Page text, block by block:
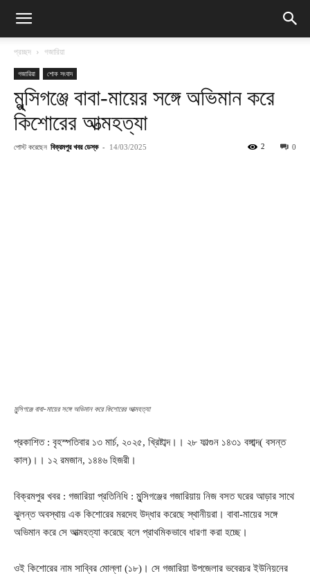
প্রচ্ছদ গজারিয়া
গজারিয়া শোক সংবাদ
মুন্সিগঞ্জে বাবা-মায়ের সঙ্গে অভিমান করে
কিশোরের আত্মহত্যা
পোস্ট করেছেন বিক্রমপুর খবর ডেস্ক - 14/03/2025 0
2
মুন্সিগঞ্জে বাবা-মায়ের সঙ্গে অভিমান করে কিশোরের আত্মহত্যা
প্রকাশিত : বৃহস্পতিবার ১৩ মার্চ, ২০২৫, খ্রিষ্টাব্দ।। ২৮ ফাল্গুন ১৪৩১ বঙ্গাব্দ( বসন্ত
কাল)।। ১২ রমজান, ১৪৪৬ হিজরী।
বিক্রমপুর খবর : গজারিয়া প্রতিনিধি : মুন্সিগঞ্জের গজারিয়ায় নিজ বসত ঘরের আড়ার সাথে
ঝুলন্ত অবস্থায় এক কিশোরের মরদেহ উদ্ধার করেছে স্থানীয়রা। বাবা-মায়ের সঙ্গে
অভিমান করে সে আত্মহত্যা করেছে বলে প্রাথমিকভাবে ধারণা করা হচ্ছে।
ওই কিশোরের নাম সাব্বির মোল্লা (১৮)। সে গজারিয়া উপজেলার ভবেরচর ইউনিয়নের